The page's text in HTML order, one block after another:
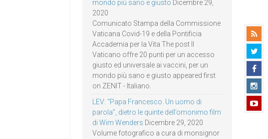
mondo più sano e giusto Dicembre 29,
2020
Comunicato Stampa della Commissione
Vaticana Covid-19 e della Pontificia
Accademia per la Vita The post Il
Vaticano offre 20 punti per un accesso
giusto ed universale ai vaccini, per un
mondo più sano e giusto appeared first
on ZENIT - Italiano.
LEV: “Papa Francesco. Un uomo di
parola”, dietro le quinte dell’omonimo film
di Wim Wenders Dicembre 29, 2020
Volume fotografico a cura di monsignor